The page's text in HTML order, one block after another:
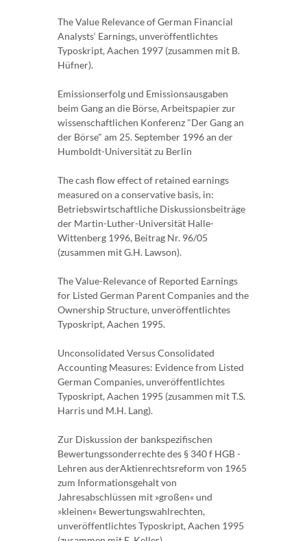
The Value Relevance of German Financial
Analysts‘ Earnings, unveröffentlichtes
Typoskript, Aachen 1997 (zusammen mit B.
Hüfner).
Emissionserfolg und Emissionsausgaben
beim Gang an die Börse, Arbeitspapier zur
wissenschaftlichen Konferenz "Der Gang an
der Börse" am 25. September 1996 an der
Humboldt-Universität zu Berlin
The cash flow effect of retained earnings
measured on a conservative basis, in:
Betriebswirtschaftliche Diskussionsbeiträge
der Martin-Luther-Universität Halle-
Wittenberg 1996, Beitrag Nr. 96/05
(zusammen mit G.H. Lawson).
The Value-Relevance of Reported Earnings
for Listed German Parent Companies and the
Ownership Structure, unveröffentlichtes
Typoskript, Aachen 1995.
Unconsolidated Versus Consolidated
Accounting Measures: Evidence from Listed
German Companies, unveröffentlichtes
Typoskript, Aachen 1995 (zusammen mit T.S.
Harris und M.H. Lang).
Zur Diskussion der bankspezifischen
Bewertungssonderrechte des § 340 f HGB -
Lehren aus derAktienrechtsreform von 1965
zum Informationsgehalt von
Jahresabschlüssen mit »großen« und
»kleinen« Bewertungswahlrechten,
unveröffentlichtes Typoskript, Aachen 1995